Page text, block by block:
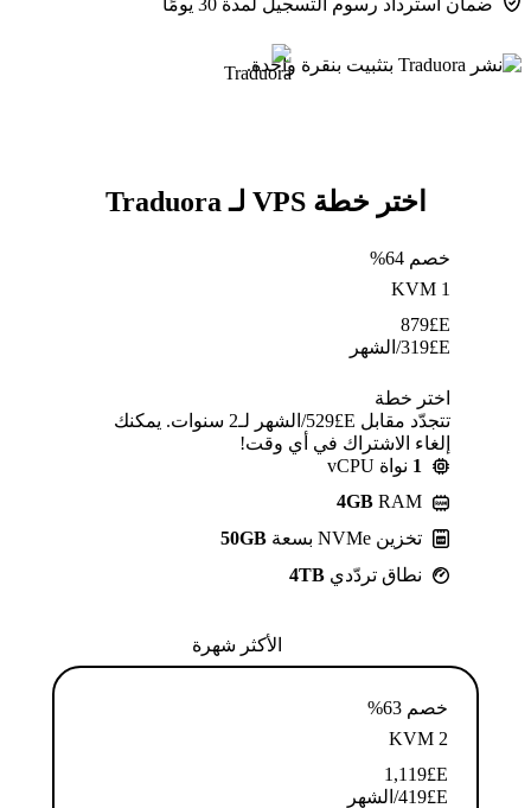
اختر خطة VPS لـ Traduora
خصم 64%
KVM 1
E£
879
E£
319/الشهر
اختر خطة
تتجدّد مقابل E£⁦529⁩/الشهر لـ2 سنوات. يمكنك
إلغاء الاشتراك في أي وقت!
1 نواة vCPU
4GB RAM
تخزين NVMe بسعة
50GB
نطاق تردّدي 4TB
الأكثر شهرة
خصم 63%
KVM 2
E£
1,119
E£
419/الشهر